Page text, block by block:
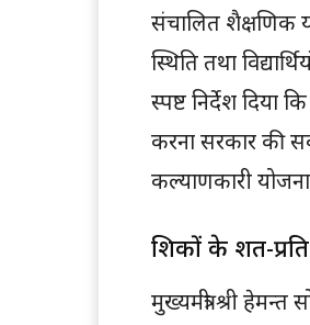
संचालित शैक्षणिक
स्थिति तथा
स्पष्ट निर्देश दिया
करना सरकार की
कल्याणकारी
शिक्षकों के शत-
मुख्यमंत्री श्री